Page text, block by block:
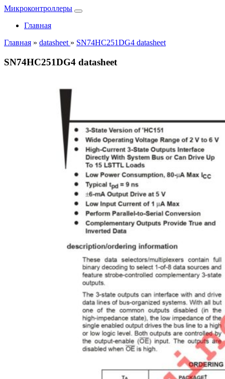
Микроконтроллеры
Главная
Главная » datasheet » SN74HC251DG4 datasheet
SN74HC251DG4 datasheet